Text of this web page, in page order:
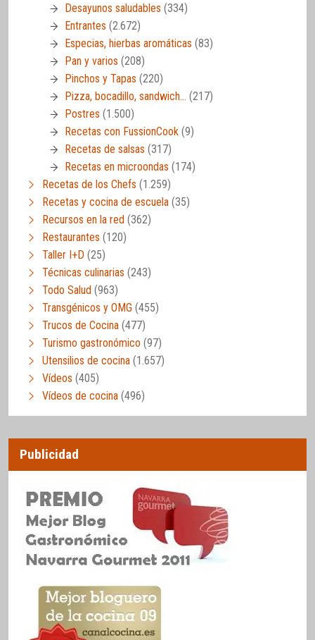
Desayunos saludables (334)
Entrantes (2.672)
Especias, hierbas aromáticas (83)
Pan y varios (208)
Pinchos y Tapas (220)
Pizza, bocadillo, sandwich… (217)
Postres (1.500)
Recetas con FussionCook (9)
Recetas de salsas (317)
Recetas en microondas (174)
Recetas de los Chefs (1.259)
Recetas y cocina de escuela (35)
Recursos en la red (362)
Restaurantes (120)
Taller I+D (25)
Técnicas culinarias (243)
Todo Salud (963)
Transgénicos y OMG (455)
Trucos de Cocina (477)
Turismo gastronómico (97)
Utensilios de cocina (1.657)
Vídeos (405)
Vídeos de cocina (496)
Publicidad